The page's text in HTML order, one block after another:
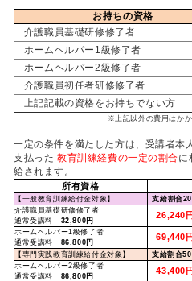
お持ちの資格
介護職員基礎研修修了者
ホームヘルパー1級修了者
ホームヘルパー2級修了者
介護職員初任者研修修了者
上記記載の資格をお持ちでない方
※上記以外の費用はか
一定の条件を満たした方は、受講者本
支払った 教育訓練経費の一定の割合に
給されます。
所有資格
【一般教育訓練給付金対象】 支給割合
介護職員基礎研修修了者
通常受講料 32,800円
26,240円
ホームヘルパー1級修了者
通常受講料 86,800円
69,440円
【専門実践教育訓練給付金対象】 支給割合50
ホームヘルパー2級修了者
通常受講料 86,800円
43,400円